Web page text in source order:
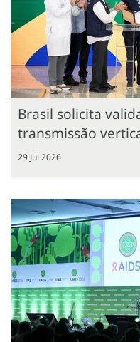
Brasil solicita
transmissão
29 Jul 2026